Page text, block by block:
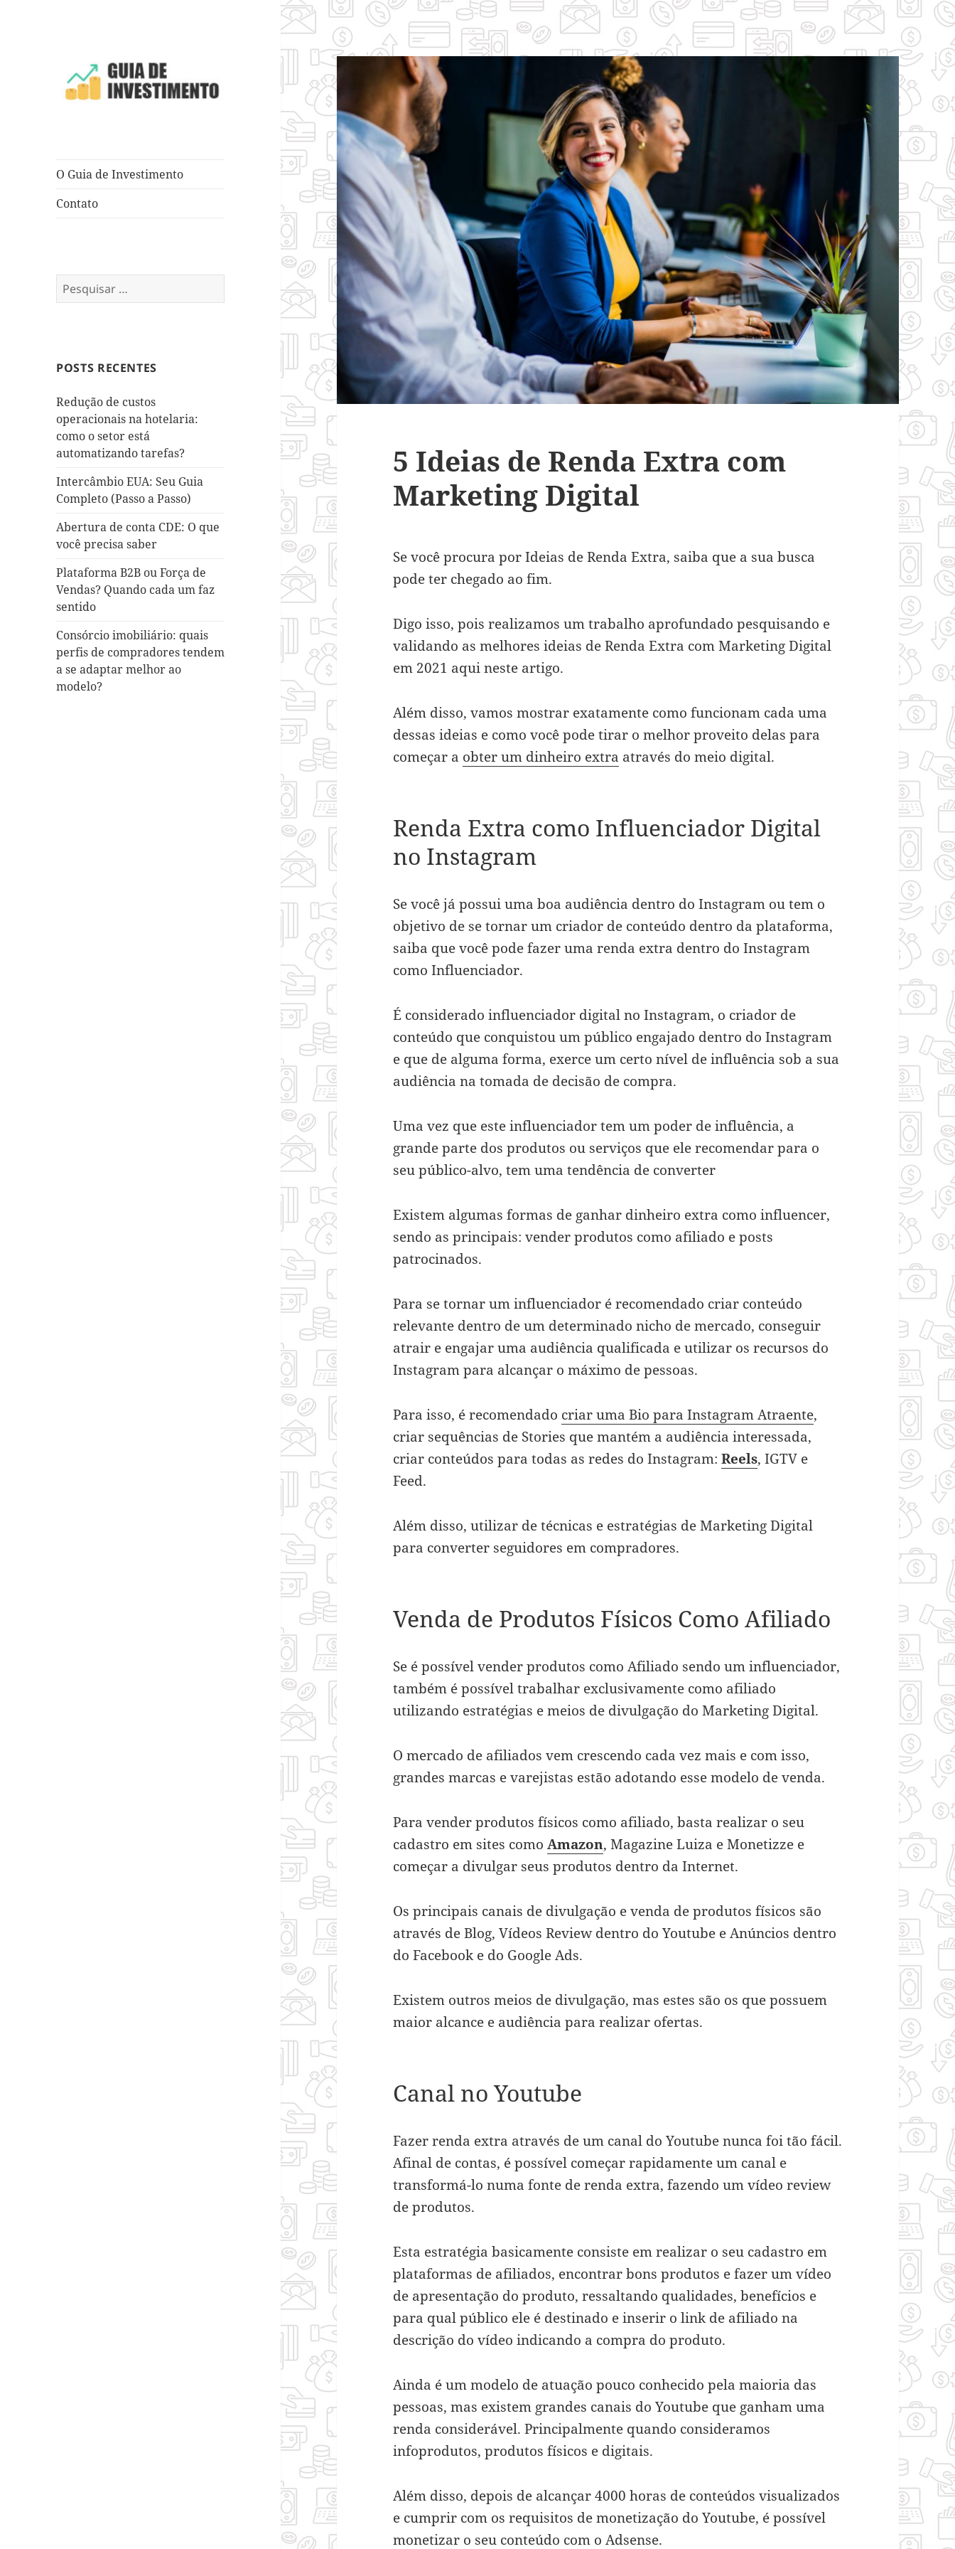
O Guia de Investimento
Contato
Pesquisar
por:
POSTS RECENTES
Redução de custos
operacionais na hotelaria:
como o setor está
automatizando tarefas?
Intercâmbio EUA: Seu Guia
Completo (Passo a Passo)
Abertura de conta CDE: O que
você precisa saber
Plataforma B2B ou Força de
Vendas? Quando cada um faz
sentido
Consórcio imobiliário: quais
perfis de compradores tendem
a se adaptar melhor ao
modelo?
5 Ideias de Renda Extra com
Marketing Digital
Se você procura por Ideias de Renda Extra, saiba que a sua busca
pode ter chegado ao fim.
Digo isso, pois realizamos um trabalho aprofundado pesquisando e
validando as melhores ideias de Renda Extra com Marketing Digital
em 2021 aqui neste artigo.
Além disso, vamos mostrar exatamente como funcionam cada uma
dessas ideias e como você pode tirar o melhor proveito delas para
começar a obter um dinheiro extra através do meio digital.
Renda Extra como Influenciador Digital
no Instagram
Se você já possui uma boa audiência dentro do Instagram ou tem o
objetivo de se tornar um criador de conteúdo dentro da plataforma,
saiba que você pode fazer uma renda extra dentro do Instagram
como Influenciador.
É considerado influenciador digital no Instagram, o criador de
conteúdo que conquistou um público engajado dentro do Instagram
e que de alguma forma, exerce um certo nível de influência sob a sua
audiência na tomada de decisão de compra.
Uma vez que este influenciador tem um poder de influência, a
grande parte dos produtos ou serviços que ele recomendar para o
seu público-alvo, tem uma tendência de converter
Existem algumas formas de ganhar dinheiro extra como influencer,
sendo as principais: vender produtos como afiliado e posts
patrocinados.
Para se tornar um influenciador é recomendado criar conteúdo
relevante dentro de um determinado nicho de mercado, conseguir
atrair e engajar uma audiência qualificada e utilizar os recursos do
Instagram para alcançar o máximo de pessoas.
Para isso, é recomendado criar uma Bio para Instagram Atraente,
criar sequências de Stories que mantém a audiência interessada,
criar conteúdos para todas as redes do Instagram:Reels, IGTV e
Feed.
Além disso, utilizar de técnicas e estratégias de Marketing Digital
para converter seguidores em compradores.
Venda de Produtos Físicos Como Afiliado
Se é possível vender produtos como Afiliado sendo um influenciador,
também é possível trabalhar exclusivamente como afiliado
utilizando estratégias e meios de divulgação do Marketing Digital.
O mercado de afiliados vem crescendo cada vez mais e com isso,
grandes marcas e varejistas estão adotando esse modelo de venda.
Para venderprodutos físicos como afiliado, basta realizar o seu
cadastro em sites comoAmazon, Magazine Luiza e Monetizze e
começar a divulgar seus produtos dentro da Internet.
Os principais canais de divulgação e venda de produtos físicos são
através de Blog, Vídeos Review dentro do Youtube e Anúncios dentro
do Facebook e do Google Ads.
Existem outros meios de divulgação, mas estes são os que possuem
maior alcance e audiência para realizar ofertas.
Canal no Youtube
Fazer renda extra através de um canal do Youtube nunca foi tão fácil.
Afinal de contas, é possível começar rapidamente um canal e
transformá-lo numa fonte de renda extra, fazendo um vídeo review
de produtos.
Esta estratégia basicamente consiste em realizar o seu cadastro em
plataformas de afiliados, encontrar bons produtos e fazer um vídeo
de apresentação do produto, ressaltando qualidades, benefícios e
para qual público ele é destinado e inserir o link de afiliado na
descrição do vídeo indicando a compra do produto.
Ainda é um modelo de atuação pouco conhecido pela maioria das
pessoas, mas existem grandes canais do Youtube que ganham uma
renda considerável. Principalmente quando consideramos
infoprodutos, produtos físicos e digitais.
Além disso, depois de alcançar 4000 horas de conteúdos visualizados
e cumprir com os requisitos de monetização do Youtube, é possível
monetizar o seu conteúdo com o Adsense.